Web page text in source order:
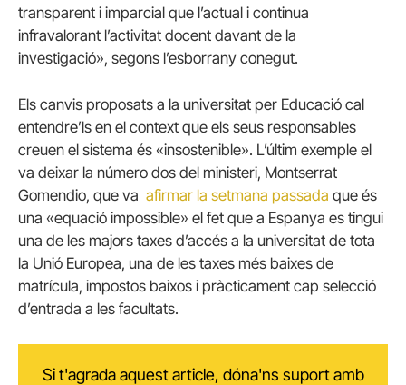
transparent i imparcial que l’actual i continua
infravalorant l’activitat docent davant de la
investigació», segons l’esborrany conegut.
Els canvis proposats a la universitat per Educació cal
entendre’ls en el context que els seus responsables
creuen el sistema és «insostenible». L’últim exemple el
va deixar la número dos del ministeri, Montserrat
Gomendio, que va afirmar la setmana passada que és
una «equació impossible» el fet que a Espanya es tingui
una de les majors taxes d’accés a la universitat de tota
la Unió Europea, una de les taxes més baixes de
matrícula, impostos baixos i pràcticament cap selecció
d’entrada a les facultats.
Si t'agrada aquest article, dóna'ns suport amb